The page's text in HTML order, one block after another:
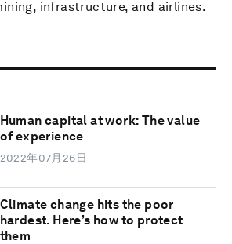
infrastructure, and airlines.
Human capital at work: The value
of experience
2022年07月26日
Climate change hits the poor
hardest. Here’s how to protect
them